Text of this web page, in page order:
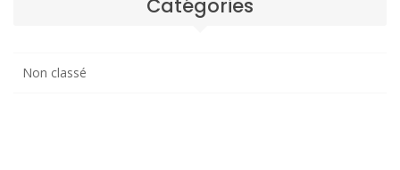
Catégories
Non classé